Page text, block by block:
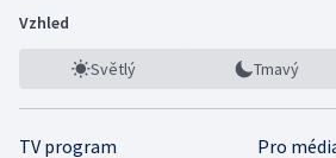
Vzhled
Světlý Tmavý
TV program
Pro